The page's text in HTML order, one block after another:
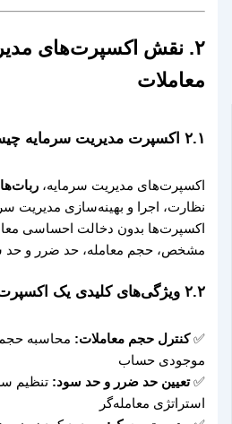
۲. نقش اکسپرت‌های
معاملات
۲.۱ اکسپرت مدیریت سرمایه چیست؟
اکسپرت‌های مدیریت سرمایه،
نظارت، اجرا و بهینه‌سازی مدیریت
اکسپرت‌ها بدون دخالت احساسی
مشخص، حجم معامله، حد ضرر و حد
۲.۲ ویژگی‌های کلیدی یک اکسپرت مدیریت سرمایه
✅کنترل حجم معاملات:محاسبه حجم
موجودی حساب
✅تعیین حد ضرر و حد سود:
استراتژی معامله‌گر